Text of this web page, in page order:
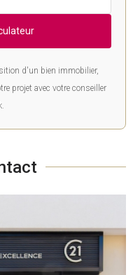
d'un bien immobilier,
projet avec votre conseiller